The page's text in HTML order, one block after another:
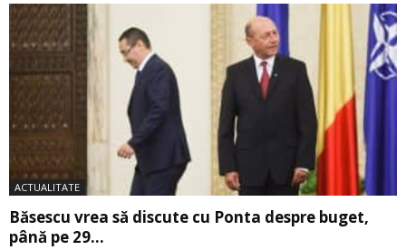
ACTUALITATE
Băsescu vrea să discute cu Ponta despre buget,
până pe 29...